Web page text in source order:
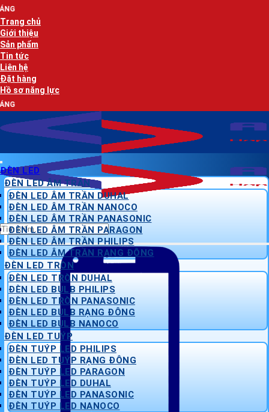
Bỏ
qua
nội
dung
Trang chủ
Giới thiệu
Sản phẩm
Tin tức
Liên hệ
Đặt hàng
Hồ sơ năng lực
Tìm
kiếm:
ĐÈN LED
ĐÈN LED ÂM TRẦN
ĐÈN LED ÂM TRẦN DUHAL
ĐÈN LED ÂM TRẦN NANOCO
ĐÈN LED ÂM TRẦN PANASONIC
ĐÈN LED ÂM TRẦN PARAGON
ĐÈN LED ÂM TRẦN PHILIPS
ĐÈN LED ÂM TRẦN RẠNG ĐÔNG
ĐÈN LED TRÒN
ĐÈN LED TRÒN DUHAL
ĐÈN LED BULB PHILIPS
ĐÈN LED TRÒN PANASONIC
ĐÈN LED BULB RẠNG ĐÔNG
ĐÈN LED BULB NANOCO
ĐÈN LED TUÝP
ĐÈN TUÝP LED PHILIPS
ĐÈN LED TUÝP RẠNG ĐÔNG
ĐÈN TUÝP LED PARAGON
ĐÈN TUÝP LED DUHAL
ĐÈN TUÝP LED PANASONIC
ĐÈN TUÝP LED NANOCO